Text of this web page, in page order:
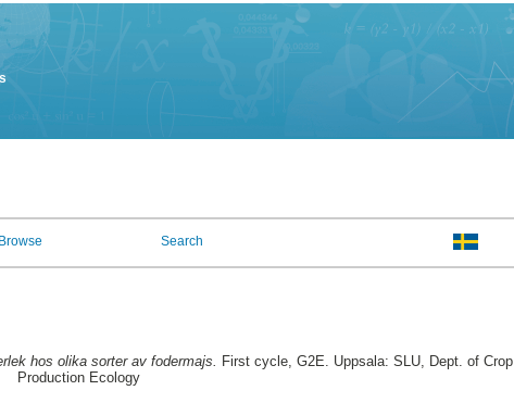
Browse Search
hos olika sorter av fodermajs. First cycle, G2E. Uppsala: SLU, Dept. of Crop
Production Ecology